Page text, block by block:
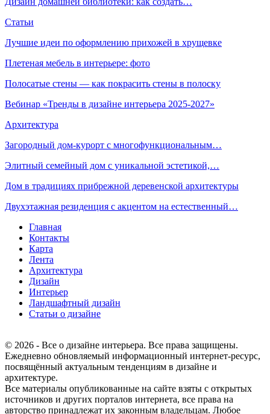
Статьи
Лучшие идеи по оформлению прихожей в хрущевке
Плетеная мебель в интерьере: фото
Полосатые стены — как покрасить стены в полоску
Вебинар «Тренды в дизайне интерьера 2025-2027»
Архитектура
Загородный дом-курорт с многофункциональным…
Элитный семейный дом с уникальной эстетикой,…
Дом в традициях прибрежной деревенской архитектуры
Двухэтажная резиденция с акцентом на естественный…
Главная
Контакты
Карта
Лента
Архитектура
Дизайн
Интерьер
Ландшафтный дизайн
Статьи о дизайне
© 2026 - Все о дизайне интерьера. Все права защищены.
Ежедневно обновляемый информационный интернет-ресурс,
посвящённый актуальным тенденциям в дизайне и
архитектуре.
Все материалы опубликованные на сайте взяты с открытых
источников и других порталов интернета, все права на
авторство принадлежат их законным владельцам. Любое